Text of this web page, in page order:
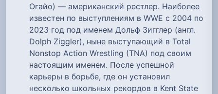
Огайо) — американский рестлер. Наиболее
известен по выступлениям в WWE с 2004 по
2023 год под именем Дольф Зигглер (англ.
Dolph Ziggler), ныне выступающий в Total
Nonstop Action Wrestling (TNA) под своим
настоящим именем. После успешной
карьеры в борьбе, где он установил
несколько школьных рекордов в Kent State